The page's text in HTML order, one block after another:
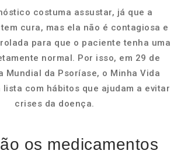
costuma assustar, já que a
cura, mas ela não é contagiosa e
para que o paciente tenha uma
normal. Por isso, em 29 de
Mundial da Psoríase, o Minha Vida
lista com hábitos que ajudam a evitar
crises da doença.
os medicamentos